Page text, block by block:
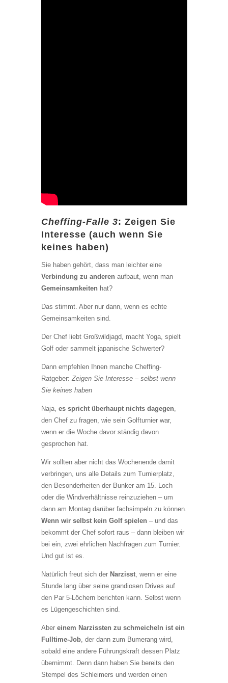
Cheffing-Falle 3: Zeigen Sie
Interesse (auch wenn Sie
keines haben)
Sie haben gehört, dass man leichter eine
Verbindung zu anderen aufbaut, wenn man
Gemeinsamkeiten hat?
Das stimmt. Aber nur dann, wenn es echte
Gemeinsamkeiten sind.
Der Chef liebt Großwildjagd, macht Yoga, spielt
Golf oder sammelt japanische Schwerter?
Dann empfehlen Ihnen manche Cheffing-
Ratgeber:Zeigen Sie Interesse – selbst wenn
Sie keines haben
Naja, es spricht überhaupt nichts dagegen,
den Chef zu fragen, wie sein Golfturnier war,
wenn er die Woche davor ständig davon
gesprochen hat.
Wir sollten aber nicht das Wochenende damit
verbringen, uns alle Details zum Turnierplatz,
den Besonderheiten der Bunker am 15. Loch
oder die Windverhältnisse reinzuziehen – um
dann am Montag darüber fachsimpeln zu können.
Wenn wir selbst kein Golf spielen – und das
bekommt der Chef sofort raus – dann bleiben wir
bei ein, zwei ehrlichen Nachfragen zum Turnier.
Und gut ist es.
Natürlich freut sich der Narzisst, wenn er eine
Stunde lang über seine grandiosen Drives auf
den Par 5-Löchern berichten kann. Selbst wenn
es Lügengeschichten sind.
Aber einem Narzissten zu schmeicheln ist ein
Fulltime-Job, der dann zum Bumerang wird,
sobald eine andere Führungskraft dessen Platz
übernimmt. Denn dann haben Sie bereits den
Stempel des Schleimers und werden einen